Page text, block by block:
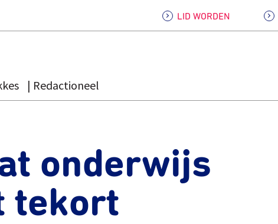
LID WORDEN
Redactioneel
onderwijs
tekort